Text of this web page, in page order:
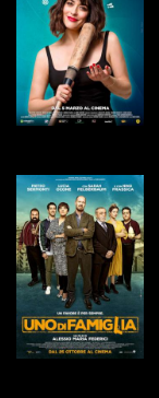
GUARDA IL TRAILER
VAI ALLA SCHEDA